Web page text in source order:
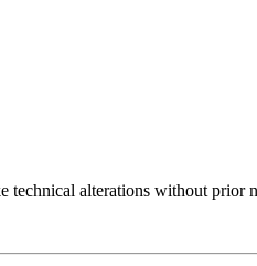
technical alterations without